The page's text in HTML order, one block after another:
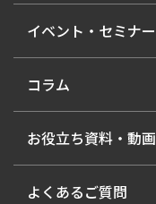
イベント・セミナー
コラム
お役立ち資料・動画
よくあるご質問